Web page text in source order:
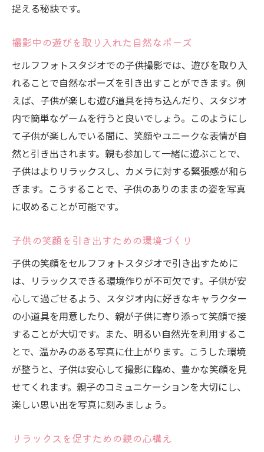
捉える秘訣です。
撮影中の遊びを取り入れた自然なポーズ
セルフフォトスタジオでの子供撮影では、遊びを取り入
れることで自然なポーズを引き出すことができます。例
えば、子供が楽しむ遊び道具を持ち込んだり、スタジオ
内で簡単なゲームを行うと良いでしょう。このようにし
て子供が楽しんでいる間に、笑顔やユニークな表情が自
然と引き出されます。親も参加して一緒に遊ぶことで、
子供はよりリラックスし、カメラに対する緊張感が和ら
ぎます。こうすることで、子供のありのままの姿を写真
に収めることが可能です。
子供の笑顔を引き出すための環境づくり
子供の笑顔をセルフフォトスタジオで引き出すために
は、リラックスできる環境作りが不可欠です。子供が安
心して過ごせるよう、スタジオ内に好きなキャラクター
の小道具を用意したり、親が子供に寄り添って笑顔で接
することが大切です。また、明るい自然光を利用するこ
とで、温かみのある写真に仕上がります。こうした環境
が整うと、子供は安心して撮影に臨め、豊かな笑顔を見
せてくれます。親子のコミュニケーションを大切にし、
楽しい思い出を写真に刻みましょう。
リラックスを促すための親の心構え